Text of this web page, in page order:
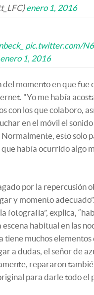
enero 1, 2016
pic.twitter.com/
enero 1, 2016
momento en que fue
"Yo me había
con los que colaboro,
en el móvil el
esto solo
había ocurrido algo
por la repercusión
y momento
fotografía”, explica,
habitual en las
tiene muchos elementos
a dudas, el señor de
repararon
para darle todo el